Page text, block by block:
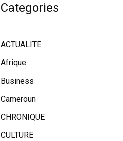
Categories
ACTUALITE
Afrique
Business
Cameroun
CHRONIQUE
CULTURE